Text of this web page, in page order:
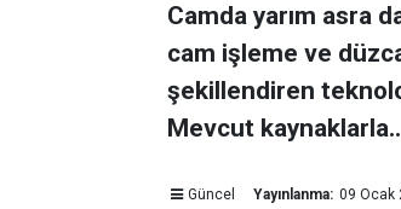
Camda yarım asra
cam işleme ve
şekillendiren
Mevcut
Güncel Yayınlanma: 09 Ocak